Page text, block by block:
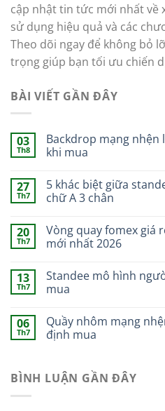
cập nhật tin tức mới nhất
sử dụng hiệu quả và các
Theo dõi ngay để không bỏ
trọng giúp bạn tối ưu chiến
BÀI VIẾT GẦN ĐÂY
03
Th8
Backdrop mạng nhện
khi mua
27
Th7
5 khác biệt giữa
chữ A 3 chân
20
Th7
Vòng quay fomex giá
mới nhất 2026
13
Th7
Standee mô hình
mua
06
Th7
Quầy nhôm mạng
định mua
BÌNH LUẬN GẦN ĐÂY